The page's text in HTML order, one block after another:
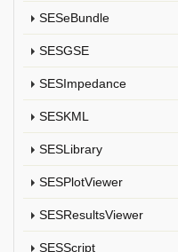
SESeBundle
SESGSE
SESImpedance
SESKML
SESLibrary
SESPlotViewer
SESResultsViewer
SESScript